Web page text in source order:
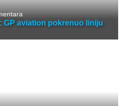
GP aviation pokrenuo liniju